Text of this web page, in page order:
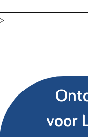
>
voor